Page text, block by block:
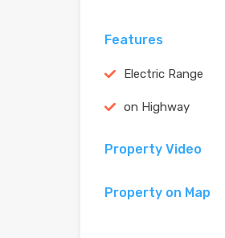
Features
Electric Range
on Highway
Property Video
Property on Map